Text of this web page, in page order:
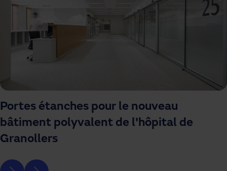
Portes étanches pour le nouveau
bâtiment polyvalent de l'hôpital de
Granollers